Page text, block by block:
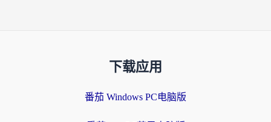
下载应用
番茄 Windows PC电脑版